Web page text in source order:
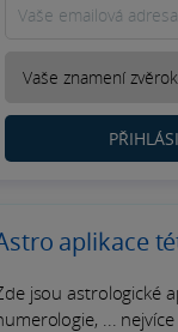
aplikace
jsou astrologické
...